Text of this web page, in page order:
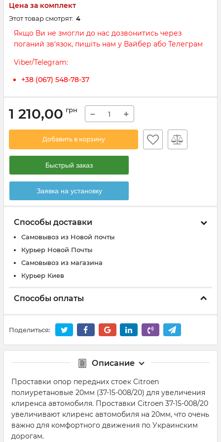
Цена за комплект
Этот товар смотрят: 4
Якщо Ви не змогли до нас дозвонитись через
поганий зв‘язок, пишіть нам у Вайбер або Телеграм
Viber/Telegram:
+38 (067) 548-78-37
1 210,00 грн − +
Добавить в корзину
Быстрый заказ
Заявка на установку
Способы доставки
Самовывоз из Новой почты
Курьер Новой Почты
Самовывоз из магазина
Курьер Киев
Способы оплаты
Поделиться:
Описание
Проставки опор передних стоек Citroen
полиуретановые 20мм (37-15-008/20) для увеличения
клиренса автомобиля. Проставки Citroen 37-15-008/20
увеличивают клиренс автомобиля на 20мм, что очень
важно для комфортного движения по Украинским
дорогам.